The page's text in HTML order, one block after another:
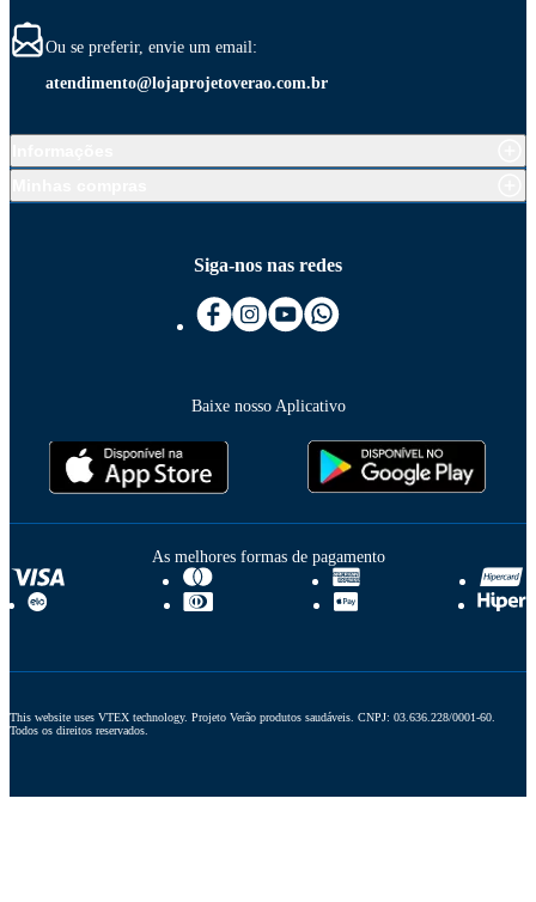
Ou se preferir, envie um email:
atendimento@lojaprojetoverao.com.br
Siga-nos nas redes
Baixe nosso Aplicativo
As melhores formas de pagamento
This website uses VTEX technology. Projeto Verão produtos saudáveis. CNPJ: 03.636.228/0001-60.
Todos os direitos reservados.